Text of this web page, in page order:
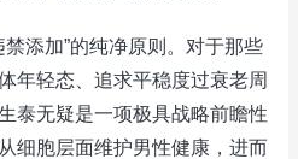
添加”的纯净原则。对于那些
年轻态、追求平稳度过衰老周
泰无疑是一项极具战略前瞻性
细胞层面维护男性健康，进而